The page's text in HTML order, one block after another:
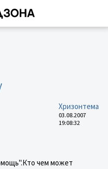
Хризонтема
03.08.2007
19:08:32
чем может